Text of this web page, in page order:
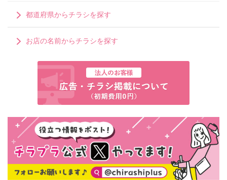
都道府県からチラシを探す
お店の名前からチラシを探す